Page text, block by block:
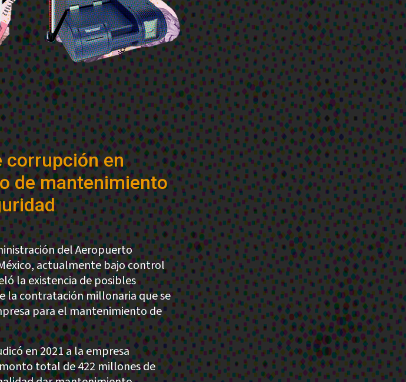
corrupción en
de mantenimiento
del Aeropuerto
actualmente bajo control
la existencia de posibles
la contratación millonaria que se
para el mantenimiento de
en 2021 a la empresa
monto total de 422 millones de